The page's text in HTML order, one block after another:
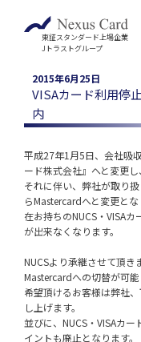
東証スタンダード上場企業
Jトラストグループ
2015年6月25日
VISAカード利用停
内
平成27年1月5日、会社吸
ード株式会社』へと変更
それに伴い、弊社が取り
らMastercardへと変更と
在お持ちのNUCS・VISA
が出来なくなります。
NUCSより承継させて頂き
Mastercardへの切替が可
希望頂けるお客様は弊社
し上げます。
並びに、NUCS・VISAカ
イントも廃止となります。